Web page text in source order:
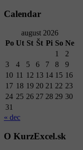
Calendar
august 2026
Po Ut St Št Pi So Ne
1
2
3
4 5 6 7 8
9
10 11 12 13 14 15 16
17 18 19 20 21 22 23
24 25 26 27 28 29 30
31
« dec
O KurzExcel.sk